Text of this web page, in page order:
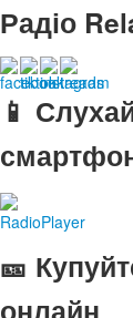
Радіо
📱
RadioPlayer
🎫